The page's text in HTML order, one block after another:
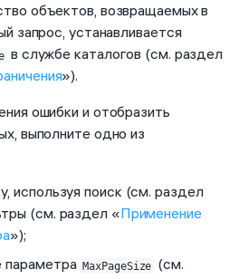
объектов, возвращаемых в
запрос, устанавливается
в службе каталогов (см. раздел
»).
ошибки и отобразить
выполните одно из
используя поиск (см. раздел
(см. раздел «Применение
»);
параметра MaxPageSize (см.